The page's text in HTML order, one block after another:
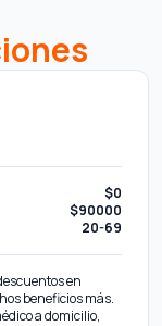
$0
$90000
20-69
en
beneficios más.
a domicilio,